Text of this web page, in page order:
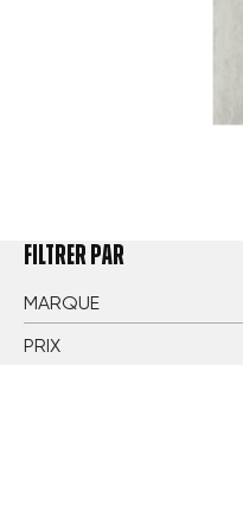
FILTRER PAR
MARQUE
PRIX